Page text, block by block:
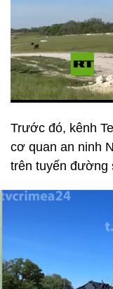
Trước đó, kênh
cơ quan an ninh
trên tuyến đường